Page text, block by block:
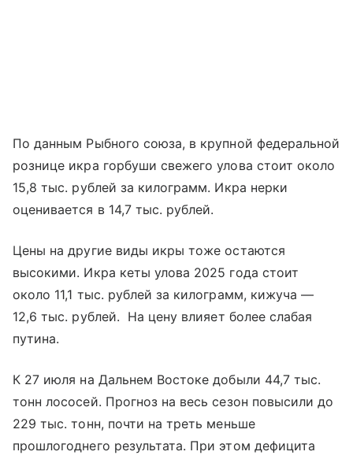
По данным Рыбного союза, в крупной федеральной
рознице икра горбуши свежего улова стоит около
15,8 тыс. рублей за килограмм. Икра нерки
оценивается в 14,7 тыс. рублей.
Цены на другие виды икры тоже остаются
высокими. Икра кеты улова 2025 года стоит
около 11,1 тыс. рублей за килограмм, кижуча —
12,6 тыс. рублей. На цену влияет более слабая
путина.
К 27 июля на Дальнем Востоке добыли 44,7 тыс.
тонн лососей. Прогноз на весь сезон повысили до
229 тыс. тонн, почти на треть меньше
прошлогоднего результата. При этом дефицита